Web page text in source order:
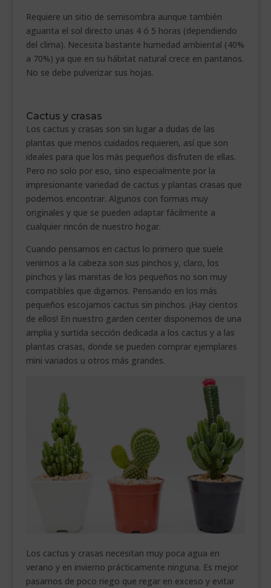
Requiere un sitio de semisombra aunque también
aguanta el sol directo unas 4 ó 5 horas (dependiendo
del clima). Necesita bastante humedad ambiental (40%
a 70%) ya que en su hábitat natural crece en pantanos.
No se debe pulverizar sus hojas.
Cactus y crasas
Los cactus y crasas son sin lugar a dudas de las
plantas que menos cuidados requieren, así que son
ideales para que los más pequeños disfruten de ellas.
Pero no solo por eso, sino especialmente por la
impresionante variedad de cactus y plantas crasas que
podemos encontrar. Algunos con formas muy
originales y que se pueden adaptar fácilmente a
cualquier rincón de nuestro hogar.
Cuando pensamos en cactus lo primero que suele
venirnos a la cabeza son sus pinchos y, claro, los
pinchos y las manitas de los pequeños no son muy
compatibles que digamos. Pensando en los más
pequeños escojamos cactus sin pinchos. ¡Hay cientos
de ellos! En nuestro garden center disponemos de una
amplia y surtida sección dedicada a los cactus y a las
plantas crasas, donde se pueden comprar ejemplares
mini variados u otros más grandes.
Los cactus y crasas necesitan muy poca agua en
verano y en invierno prácticamente ninguna. Es mejor
pasarnos de poco riego que regar en exceso y evitar